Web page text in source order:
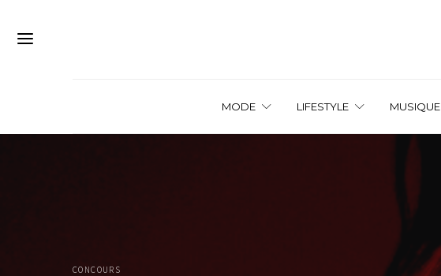
MODE LIFESTYLE MUSIQUE
CONCOURS